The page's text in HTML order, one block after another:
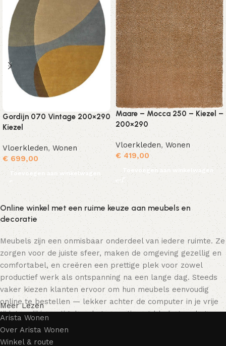
Gordijn 070 Vintage 200×290
Kiezel
Vloerkleden,Wonen
€699,00
Toevoegen aan winkelwagen
Maare – Mocca 250 – Kiezel –
200×290
Vloerkleden, Wonen
€419,00
Toevoegen aan winkelwagen
Online winkel met een ruime keuze aan meubels en
decoratie
Meubels zijn een onmisbaar onderdeel van iedere ruimte. Ze
zorgen voor de juiste sfeer, maken de omgeving gezellig en
comfortabel, en creëren een prettige plek voor zowel
productief werk als ontspanning na een lange dag. Steeds
vaker kiezen klanten ervoor om hun meubels eenvoudig
online te bestellen — lekker achter de computer in je vrije
tijd, terwijl je rustig door het assortiment bladert en het
meubelstuk kiest dat bij je past. Onze online winkel biedt
een uitgebreide catalogus met meubels voor zowel thuis als
Meer Lezen
Arista Wonen
Over Arista Wonen
Winkel & route